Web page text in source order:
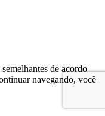
de acordo
navegando, você